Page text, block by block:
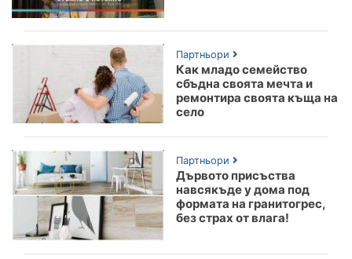
Партньори
Как младо семейство
сбъдна своята мечта и
ремонтира своята къща на
село
Партньори
Дървото присъства
навсякъде у дома под
формата на гранитогрес,
без страх от влага!